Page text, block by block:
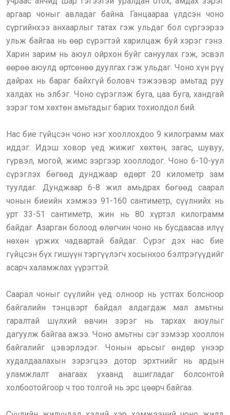
аргаар чоныг авладаг байна. Ганцаараа үлдсэн чоно
сүргийнхээ анхаарлыг татах гэж ульдаг бол сүргээрээ
ульж байгаа нь өөр сүрэгтэй харилцаж буй хэрэг гэнэ.
Харин зарим нь аюул ойрхон буйг сануулах гэж, эсвэл
өөрөө аюулд өртсөнөө дуулгах гэж ульдаг. Чоно хүн рүү
дайрах нь бараг байхгүй боловч тэжээвэр амьтад руу
халдах нь элбэг. Чоно сүрэглэж буга, цаа буга, хандгай
зэрэг том хөхтөн амьтадыг барих тохиолдол бий.
Нас бие гүйцсэн чоно нэг хооллохдоо 9 килограмм мах
иддэг. Идэш ховор үед жижиг хөхтөн, загас, шувуу,
гүрвэл, могой, жимс зэргээр хооллодог. Чоно 6-10-уул
сүрэглэх бөгөөд дунджаар өдөрт 20 километр зам
туулдаг. Дунджаар 6-8 жил амьдрах бөгөөд саарал
чонын биеийн хэмжээ 91-160 сантиметр, сүүлнийх нь
урт 33-51 сантиметр, жин нь 80 хүртэл килограмм
байдаг. Азарган болоод өлөгчин чоно нь бусдаасаа илүү
нөхөн үржих чадвартай байдаг. Сүрэг дэх нас бие
гүйцсэн бүх гишүүн тэргүүлэгч хосынхоо бэлтрэгүүдийг
асарч халамжлах үүрэгтэй.
Саарал чоныг сүүлийн үед олноор нь устгах болсноор
байгалийн тэнцвэрт байдал алдагдаж мал амьтны
гаралтай шүлхий өвчин зэрэг нь тархах аюулыг
дагуулж байгаа ажээ. Чоно амьтны сэг зэмээр хооллон
байгалийг цэвэрлэдэг. Чонын арьсыг өндөр үнээр
худалдаалахын зэрэгцээ дотор эрхтнийг нь ардын
уламжлалт анагаах ухаанд ашигладаг болсонтой
холбоотойгоор ч тоо толгой нь эрс цөөрч байгаа.